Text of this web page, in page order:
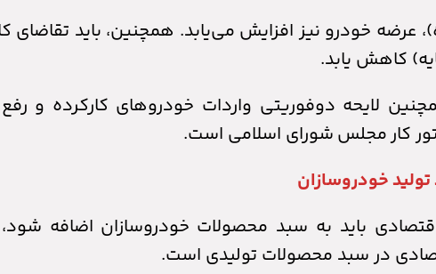
عرضه خودرو نیز افزایش می‌یابد. همچنین، باید تقاضای
کاهش یابد.
لایحه دوفوریتی واردات خودرو‌های کارکرده و رفع
کار مجلس شورای اسلامی است.
خودروسازان
باید به سبد محصولات خودروسازان اضافه
در سبد محصولات تولیدی است.